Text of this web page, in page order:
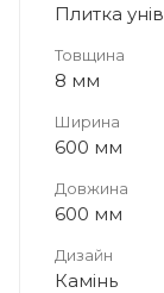
Плитка
Товщина
8 мм
Ширина
600 мм
Довжина
600 мм
Дизайн
Камінь